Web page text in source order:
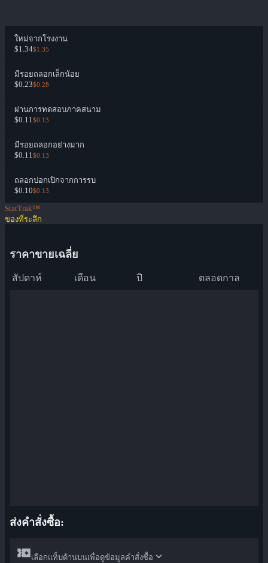
ใหม่จากโรงงาน
$1.34$1.35
มีรอยถลอกเล็กน้อย
$0.23$0.28
ผ่านการทดสอบภาคสนาม
$0.11$0.13
มีรอยถลอกอย่างมาก
$0.11$0.13
ถลอกปอกเปิกจากการรบ
$0.10$0.13
StatTrak™
ของที่ระลึก
ราคาขายเฉลี่ย
สัปดาห์ เดือน ปี ตลอดกาล
ส่งคำสั่งซื้อ:
เลือกแท็บด้านบนเพื่อดูข้อมูลคำสั่งซื้อ